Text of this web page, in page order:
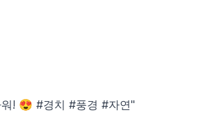
! 😍 #경치 #풍경 #자연"